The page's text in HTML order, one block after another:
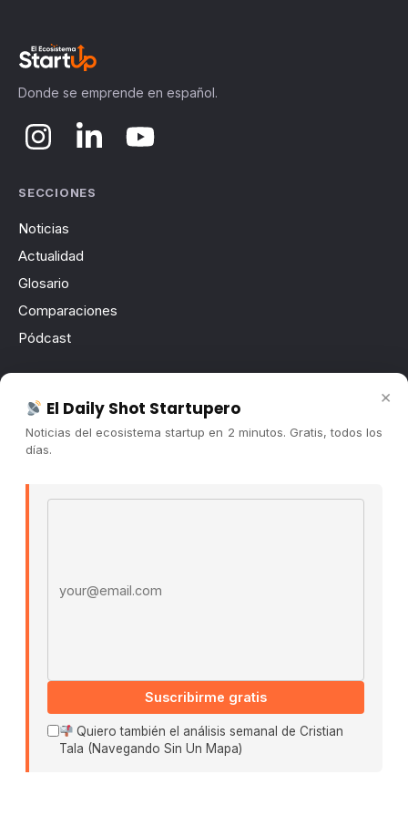
Donde se emprende en español.
SECCIONES
Noticias
Actualidad
Glosario
Comparaciones
Pódcast
Sobre nosotros
Cómo trabajamos
Contacto
COMUNIDAD
Es La Hora de Aprender ↗
© 2026 El Ecosistema Startup. Todos los derechos
reservados.
×
El Daily Shot Startupero
Noticias del ecosistema startup en 2 minutos. Gratis, todos los
días.
Suscribirme gratis
Quiero también el análisis semanal de Cristian
Tala (Navegando Sin Un Mapa)